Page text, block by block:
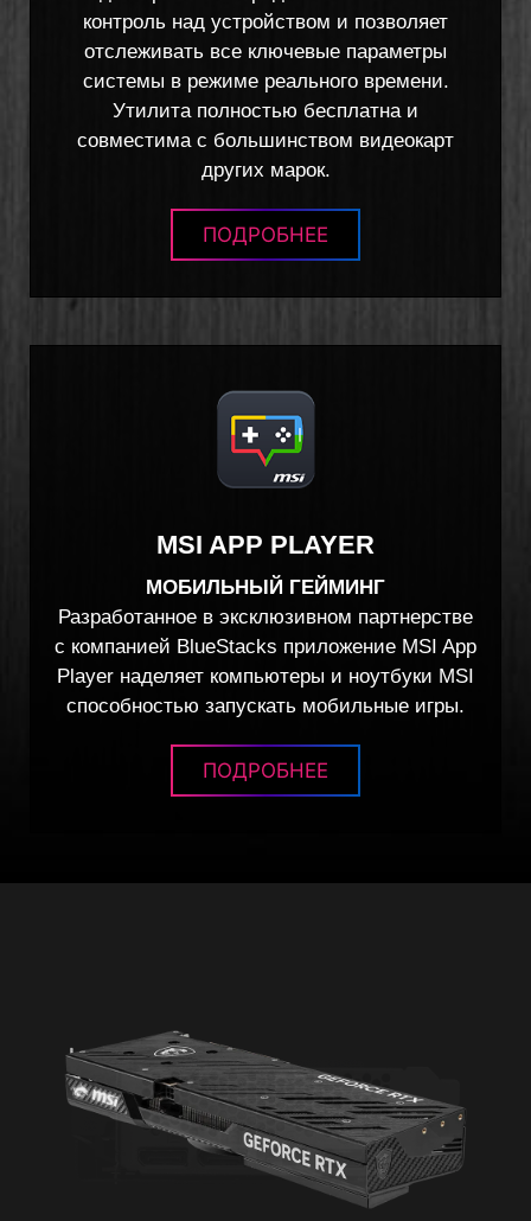
контроль над устройством и позволяет
отслеживать все ключевые параметры
системы в режиме реального времени.
Утилита полностью бесплатна и
совместима с большинством видеокарт
других марок.
ПОДРОБНЕЕ
MSI APP PLAYER
МОБИЛЬНЫЙ ГЕЙМИНГ
Разработанное в эксклюзивном партнерстве
с компанией BlueStacks приложение MSI App
Player наделяет компьютеры и ноутбуки MSI
способностью запускать мобильные игры.
ПОДРОБНЕЕ